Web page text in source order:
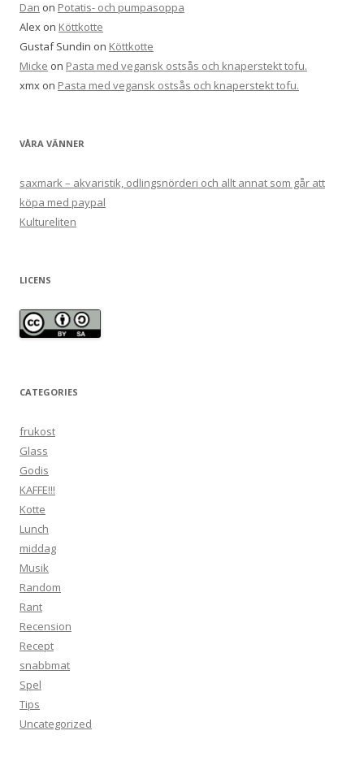
Dan on Potatis- och pumpasoppa
Alex on Köttkotte
Gustaf Sundin on Köttkotte
Micke on Pasta med vegansk ostsås och knaperstekt tofu.
xmx on Pasta med vegansk ostsås och knaperstekt tofu.
VÅRA VÄNNER
saxmark – akvaristik, odlingsnörderi och allt annat som går att
köpa med paypal
Kultureliten
LICENS
CATEGORIES
frukost
Glass
Godis
KAFFE!!!
Kotte
Lunch
middag
Musik
Random
Rant
Recension
Recept
snabbmat
Spel
Tips
Uncategorized